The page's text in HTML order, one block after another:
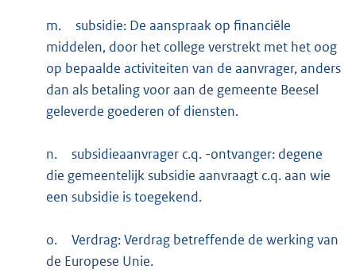
m.
subsidie: De aanspraak op financiële
middelen, door het college verstrekt met het oog
op bepaalde activiteiten van de aanvrager, anders
dan als betaling voor aan de gemeente Beesel
geleverde goederen of diensten.
n.
subsidieaanvrager c.q. -ontvanger: degene
die gemeentelijk subsidie aanvraagt c.q. aan wie
een subsidie is toegekend.
o.
Verdrag: Verdrag betreffende de werking van
de Europese Unie.